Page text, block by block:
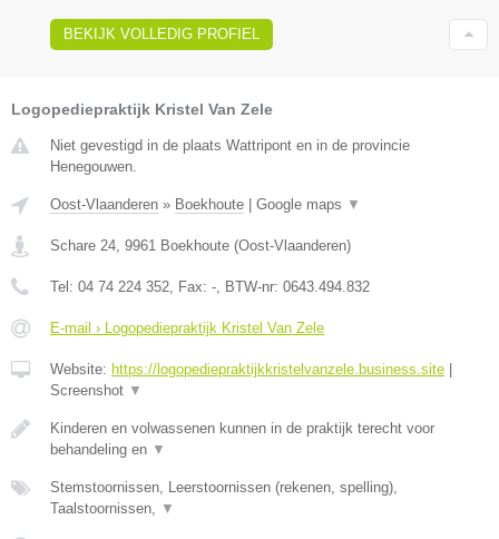
BEKIJK VOLLEDIG PROFIEL
Logopediepraktijk Kristel Van Zele
Niet gevestigd in de plaats Wattripont en in de provincie
Henegouwen.
Oost-Vlaanderen » Boekhoute Google maps ▼
Schare 24, 9961 Boekhoute (Oost-Vlaanderen)
Tel: 04 74 224 352, Fax: -, BTW-nr: 0643.494.832
E-mail › Logopediepraktijk Kristel Van Zele
Website: https://logopediepraktijkkristelvanzele.business.site
Screenshot ▼
Kinderen en volwassenen kunnen in de praktijk terecht voor
behandeling en ▼
Stemstoornissen, Leerstoornissen (rekenen, spelling),
Taalstoornissen, ▼